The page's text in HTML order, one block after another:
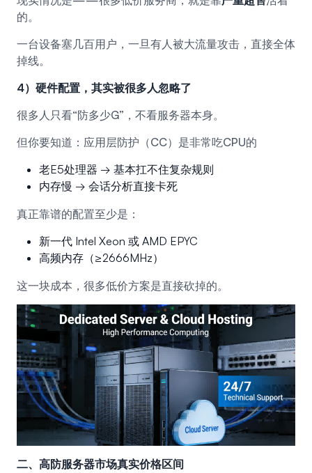
的。
一台设备塞几百用户，一旦有人被大流量攻击，直接全体
掉线。
4）硬件配置，其实被很多人忽略了
很多人只看“防多少G”，不看服务器本身。
但你要知道：应用层防护（CC）是非常吃CPU的
老E5处理器 → 基本扛不住复杂规则
内存慢 → 会话分析直接卡死
真正靠谱的配置至少是：
新一代 Intel Xeon 或 AMD EPYC
高频内存（≥2666MHz）
这一块成本，很多低价方案是直接砍掉的。
二、高防服务器市场真实价格区间